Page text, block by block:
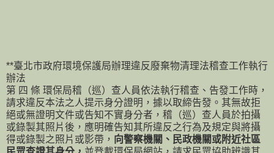
**臺北市政府環境保護局辦理違反廢棄物清理法稽查工作執行
辦法
第 四 條 環保局稽（巡）查人員依法執行稽查、告發工作時，
請求違反本法之人提示身分證明，據以取締告發。其無故拒
絕或無證明文件或告知不實身分者，稽（巡）查人員於拍攝
或錄製其照片後，應明確告知其所違反之行為及規定與將攝
得或錄製之照片或影帶， 向警察機關、民政機關或附近社區